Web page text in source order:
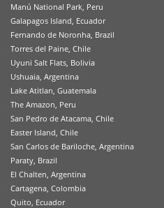
Manú National Park, Peru
Galapagos Island, Ecuador
Fernando de Noronha, Brazil
Torres del Paine, Chile
Uyuni Salt Flats, Bolivia
Ushuaia, Argentina
Lake Atitlan, Guatemala
The Amazon, Peru
San Pedro de Atacama, Chile
Easter Island, Chile
San Carlos de Bariloche, Argentina
Paraty, Brazil
El Chalten, Argentina
Cartagena, Colombia
Quito, Ecuador